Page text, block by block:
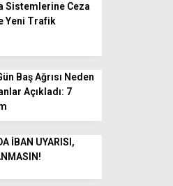
Sistemlerine Ceza
Yeni Trafik
Baş Ağrısı Neden
Açıkladı: 7
İBAN UYARISI,